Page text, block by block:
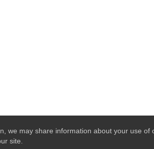
we may share information about your use of
site.